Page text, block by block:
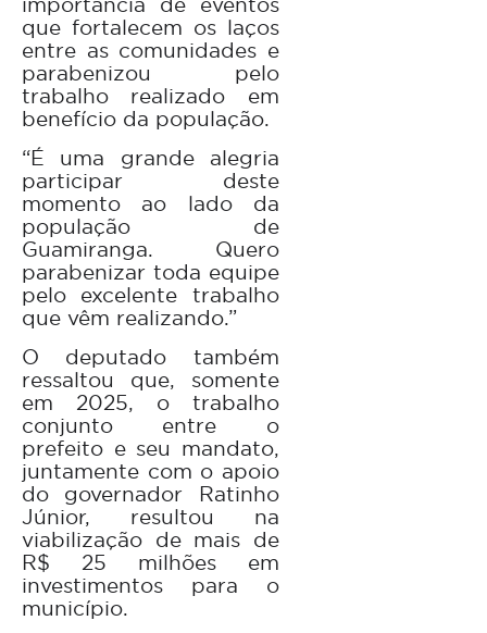
que fortalecem os laços
entre as comunidades e
parabenizou pelo
trabalho realizado em
benefício da população.
“É uma grande alegria
participar deste
momento ao lado da
população de
Guamiranga. Quero
parabenizar toda equipe
pelo excelente trabalho
que vêm realizando.”
O deputado também
ressaltou que, somente
em 2025, o trabalho
conjunto entre o
prefeito e seu mandato,
juntamente com o apoio
do governador Ratinho
Júnior, resultou na
viabilização de mais de
R$ 25 milhões em
investimentos para o
município.